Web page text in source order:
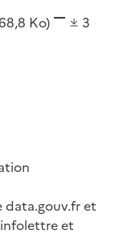
Ko)
3
data.gouv.fr et
infolettre et